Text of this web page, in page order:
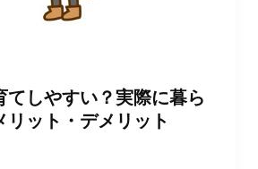
てしやすい？実際に暮ら
リット・デメリット